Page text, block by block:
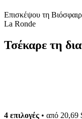
Επισκέψου τη
La Ronde
Τσέκαρε τη
4 επιλογές • από 20,69